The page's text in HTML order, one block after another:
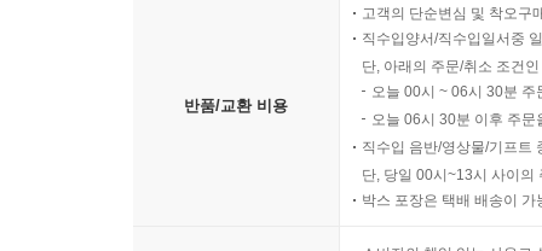
반품/교환 비용
고객의 단순변심 및 착오구
직수입양서/직수입일서중
단, 아래의 주문/취소 조건
오늘 00시 ~ 06시 30분
오늘 06시 30분 이후 주
직수입 음반/영상물/기프트
단, 당일 00시~13시 사이의
박스 포장은 택배 배송이